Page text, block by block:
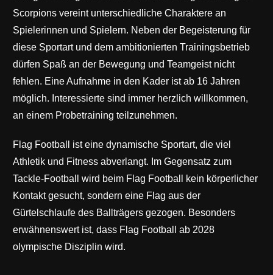
Scorpions vereint unterschiedliche Charaktere an
Spielerinnen und Spielern. Neben der Begeisterung für
diese Sportart und dem ambitionierten Trainingsbetrieb
dürfen Spaß an der Bewegung und Teamgeist nicht
fehlen. Eine Aufnahme in den Kader ist ab 16 Jahren
möglich. Interessierte sind immer herzlich willkommen,
an einem Probetraining teilzunehmen.
Flag Football ist eine dynamische Sportart, die viel
Athletik und Fitness abverlangt. Im Gegensatz zum
Tackle-Football wird beim Flag Football kein körperlicher
Kontakt gesucht, sondern eine Flag aus der
Gürtelschlaufe des Ballträgers gezogen. Besonders
erwähnenswert ist, dass Flag Football ab 2028
olympische Disziplin wird.